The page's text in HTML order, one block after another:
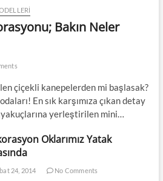
Bakın Neler
çiçekli kanepelerden mi başlasak?
En sık karşımıza çıkan detay
yerleştirilen mini…
Oklarımız Yatak
24, 2014 No Comments